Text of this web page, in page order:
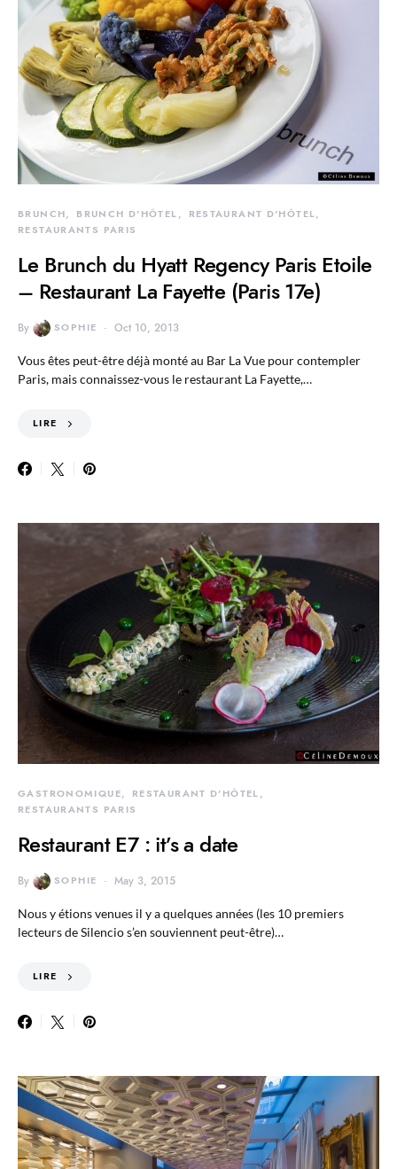
BRUNCH BRUNCH D'HÔTEL
RESTAURANT D'HÔTEL
RESTAURANTS PARIS
Le Brunch du Hyatt Regency Paris Etoile
– Restaurant La Fayette (Paris 17e)
By SOPHIE Oct 10, 2013
Vous êtes peut-être déjà monté au Bar La Vue pour contempler
Paris, mais connaissez-vous le restaurant La Fayette,…
LIRE
GASTRONOMIQUE
RESTAURANT D'HÔTEL
RESTAURANTS PARIS
Restaurant E7 : it’s a date
By SOPHIE May 3, 2015
Nous y étions venues il y a quelques années (les 10 premiers
lecteurs de Silencio s’en souviennent peut-être)…
LIRE